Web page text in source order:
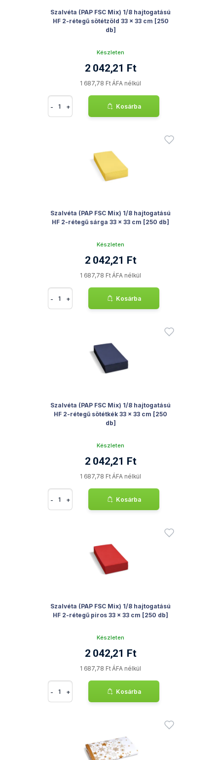
Szalvéta (PAP FSC Mix) 1/8 hajtogatású
HF 2-rétegű sötétzöld 33 x 33 cm [250
db]
Készleten
2 042,21 Ft
1 687,78 Ft ÁFA nélkül
- + Kosárba
Szalvéta (PAP FSC Mix) 1/8 hajtogatású
HF 2-rétegű sárga 33 x 33 cm [250 db]
Készleten
2 042,21 Ft
1 687,78 Ft ÁFA nélkül
- + Kosárba
Szalvéta (PAP FSC Mix) 1/8 hajtogatású
HF 2-rétegű sötétkék 33 x 33 cm [250
db]
Készleten
2 042,21 Ft
1 687,78 Ft ÁFA nélkül
- + Kosárba
Szalvéta (PAP FSC Mix) 1/8 hajtogatású
HF 2-rétegű piros 33 x 33 cm [250 db]
Készleten
2 042,21 Ft
1 687,78 Ft ÁFA nélkül
- + Kosárba